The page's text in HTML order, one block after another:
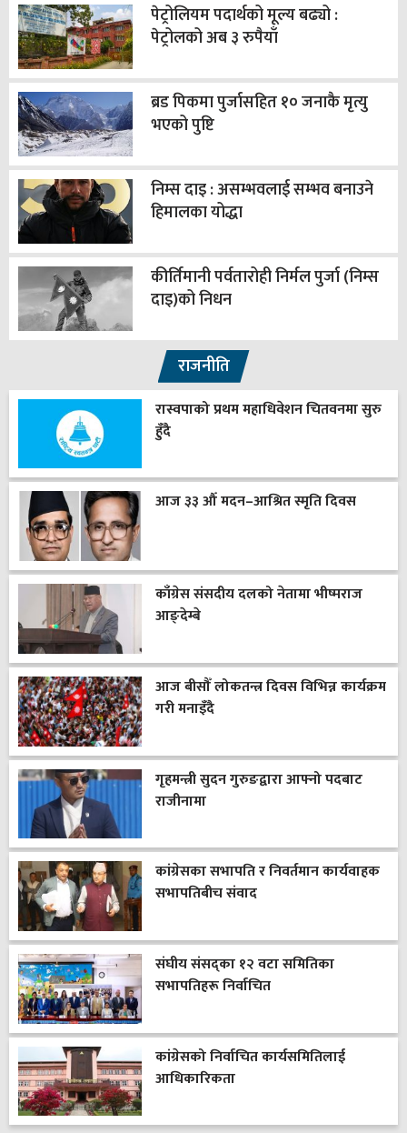
पेट्रोलियम पदार्थको मूल्य बढ्यो :
पेट्रोलको अब ३ रुपैयाँ
ब्रड पिकमा पुर्जासहित १० जनाकै मृत्यु
भएको पुष्टि
निम्स दाइ : असम्भवलाई सम्भव बनाउने
हिमालका योद्धा
कीर्तिमानी पर्वतारोही निर्मल पुर्जा (निम्स
दाइ)को निधन
राजनीति
रास्वपाको प्रथम महाधिवेशन चितवनमा सुरु
हुँदै
आज ३३ औँ मदन–आश्रित स्मृति दिवस
काँग्रेस संसदीय दलको नेतामा भीष्मराज
आङ्देम्बे
आज बीसौँ लोकतन्त्र दिवस विभिन्न कार्यक्रम
गरी मनाइँदै
गृहमन्त्री सुदन गुरुङद्वारा आफ्नो पदबाट
राजीनामा
कांग्रेसका सभापति र निवर्तमान कार्यवाहक
सभापतिबीच संवाद
संघीय संसद्का १२ वटा समितिका
सभापतिहरू निर्वाचित
कांग्रेसको निर्वाचित कार्यसमितिलाई
आधिकारिकता